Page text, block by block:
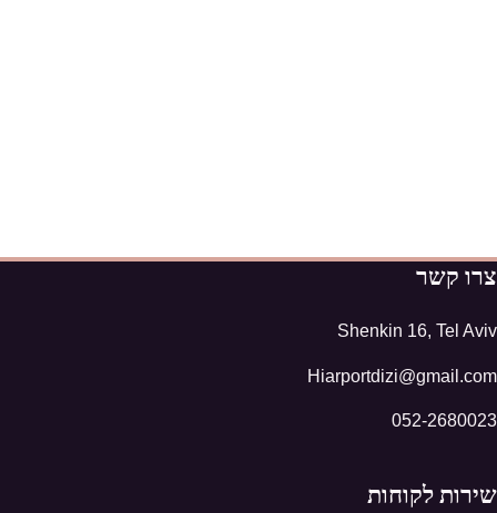
צרו קשר
Shenkin 16, Tel Aviv
Hiarportdizi@gmail.com
052-2680023
שירות לקוחות